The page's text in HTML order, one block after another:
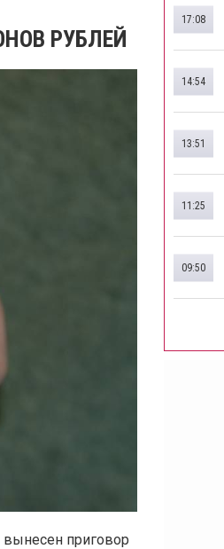
РУБЛЕЙ
приговор
17:08
14:54
13:51
11:25
09:50